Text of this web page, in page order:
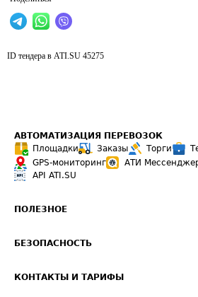
ID тендера в ATI.SU 45275
АВТОМАТИЗАЦИЯ ПЕРЕВОЗОК
Площадки
Заказы Торги
GPS-мониторинг
АТИ
API ATI.SU
ПОЛЕЗНОЕ
Звезды ATI.SU на вашем сайте
БЕЗОПАСНОСТЬ
КОНТАКТЫ И ТАРИФЫ